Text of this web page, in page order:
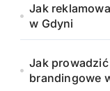
Jak
w Gdyni
Jak prowadzić
brandingowe